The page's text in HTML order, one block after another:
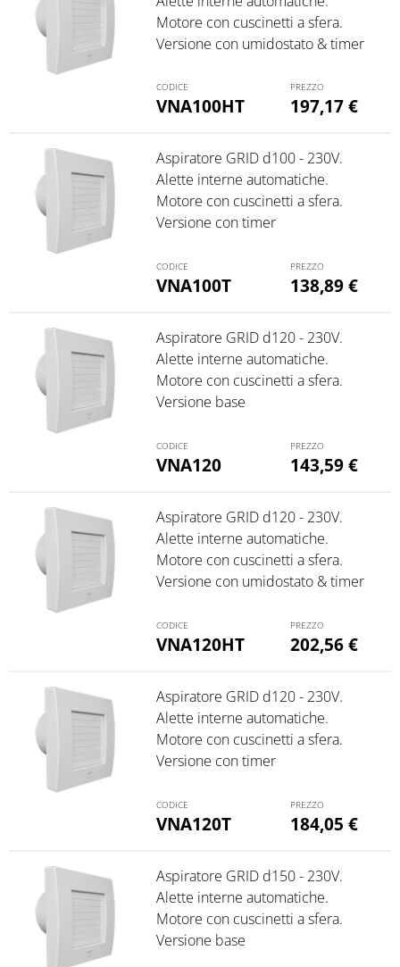
VNA100HT
Motore con cuscinetti a sfera.
Versione con umidostato & timer
197,17€
VNA100T
Aspiratore GRID d100 - 230V.
Alette interne automatiche.
Motore con cuscinetti a sfera.
Versione con timer
138,89€
VNA120
Aspiratore GRID d120 - 230V.
Alette interne automatiche.
Motore con cuscinetti a sfera.
Versione base
143,59€
VNA120HT
Aspiratore GRID d120 - 230V.
Alette interne automatiche.
Motore con cuscinetti a sfera.
Versione con umidostato & timer
202,56€
VNA120T
Aspiratore GRID d120 - 230V.
Alette interne automatiche.
Motore con cuscinetti a sfera.
Versione con timer
184,05 €
Aspiratore GRID d150 - 230V.
Alette interne automatiche.
Motore con cuscinetti a sfera.
Versione base